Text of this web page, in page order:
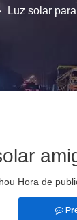
Luz solar
Hora de